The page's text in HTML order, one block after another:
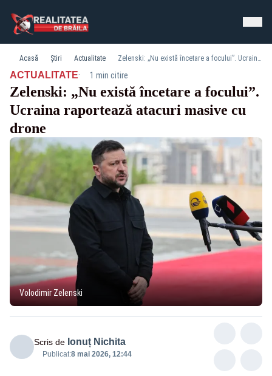
Acasă Știri Actualitate Zelenski: „Nu există încetare a focului”. Ucraina raportează atacuri masive cu drone
ACTUALITATE· 1 min citire
Zelenski: „Nu există încetare a focului”.
Ucraina raportează atacuri masive cu
drone
Volodimir Zelenski
Scris de Ionuț Nichita
Publicat:8 mai 2026, 12:44